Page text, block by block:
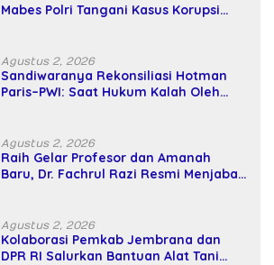
Mabes Polri Tangani Kasus Korupsi
Agustus 2, 2026
Sandiwaranya Rekonsiliasi Hotman
Paris–PWI: Saat Hukum Kalah Oleh
Agustus 2, 2026
Raih Gelar Profesor dan Amanah
Baru, Dr. Fachrul Razi Resmi Menjabat
Agustus 2, 2026
Kolaborasi Pemkab Jembrana dan
DPR RI Salurkan Bantuan Alat Tani